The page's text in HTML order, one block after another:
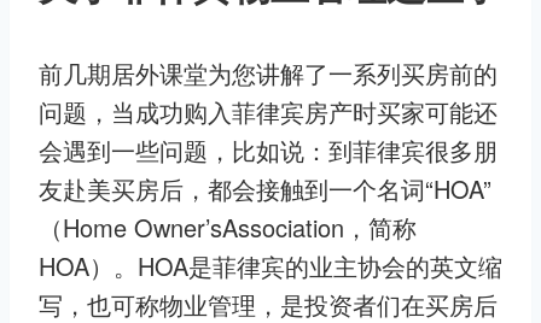
前几期居外课堂为您讲解了一系列买房前的
问题，当成功购入菲律宾房产时买家可能还
会遇到一些问题，比如说：到菲律宾很多朋
友赴美买房后，都会接触到一个名词“HOA”
（Home Owner’sAssociation，简称
HOA）。HOA是菲律宾的业主协会的英文缩
写，也可称物业管理，是投资者们在买房后